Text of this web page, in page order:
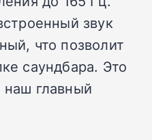
звук
что позволит
саундбара. Это
главный